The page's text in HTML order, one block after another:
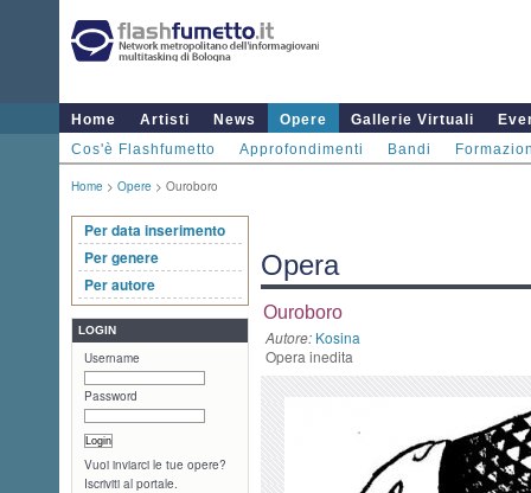
Home Artisti News Opere Gallerie Virtuali
Cos'è Flashfumetto
Approfondimenti Bandi
Home > Opere > Ouroboro
Per data inserimento
Per genere
Per autore
LOGIN
Username
Password
Vuoi inviarci le tue opere?
Iscriviti al portale.
Opera
Ouroboro
Autore: Kosina
Opera inedita